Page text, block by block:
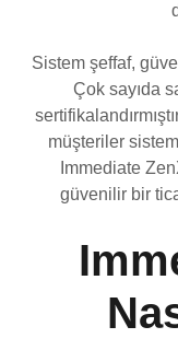
Sistem şeffaf,
Çok sayıda
müşteriler
Immediate
güvenilir bir